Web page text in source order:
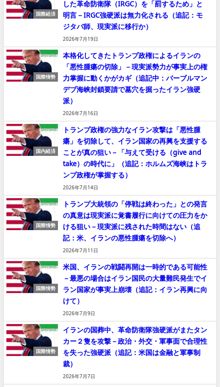
国際経済
した革命防衛隊（IRGC）を「罰するため」と
明言－IRGC強硬派は無力化される（追記：モ
ジタバ師、現実派に移行か）
2026年7月19日
国際情勢
本格化してきたトランプ政権によるイランの
「悪性腫瘍の切除」－現実派勢力が事実上の権
力掌握に動くかがカギ（追記中：バーブルマン
デブ海峡封鎖要請で墓穴を掘ったイラン強硬
派）
2026年7月16日
国内経済
トランプ政権の強力なイラン攻撃は「悪性腫
瘍」を切除して、イラン国家の再興を支援する
ことが真の狙い－「与えて受ける（give and
take）の時代に」（追記：ホルムズ海峡はトラ
ンプ政権が掌握する）
2026年7月14日
国際情勢
トランプ大統領の「停戦は終わった」との発言
の真意は現実派に覚書履行に向けての圧力をか
ける狙い－現実派に残された時間はない（追
記：米、イランの悪性腫瘍を切除へ）
2026年7月11日
国際情勢
米国、イランの戦闘再開は一時的である可能性
－最悪の場合はイラン国民の大量難民発生でイ
ラン国家が事実上崩壊（追記：イラン再興に向
けて）
2026年7月9日
国際情勢
イランの国葬中、革命防衛隊強硬派がまたタン
カー２隻を攻撃－政治・外交・軍事面で合理性
を失った強硬派（追記：米国は金融と軍事制
裁）
2026年7月7日